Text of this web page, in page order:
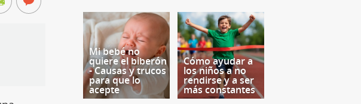
Mi bebé no
quiere el biberón
- Causas y trucos
para que lo
acepte
Cómo ayudar a
los niños a no
rendirse y a ser
más constantes